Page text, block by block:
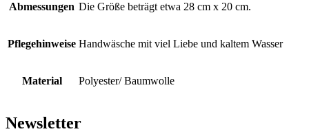
Abmessungen Die Größe beträgt etwa 28 cm x 20 cm.
Pflegehinweise Handwäsche mit viel Liebe und kaltem Wasser
Material Polyester/ Baumwolle
Newsletter